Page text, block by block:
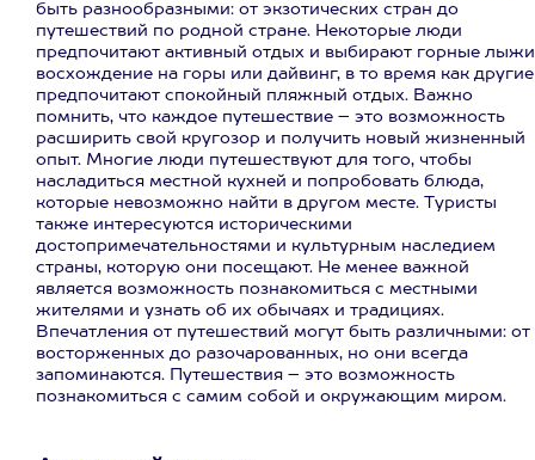
быть разнообразными: от экзотических стран до
путешествий по родной стране. Некоторые люди
предпочитают активный отдых и выбирают горные
восхождение на горы или дайвинг, в то время как другие
предпочитают спокойный пляжный отдых. Важно
помнить, что каждое путешествие – это возможность
расширить свой кругозор и получить новый жизненный
опыт. Многие люди путешествуют для того, чтобы
насладиться местной кухней и попробовать блюда,
которые невозможно найти в другом месте. Туристы
также интересуются историческими
достопримечательностями и культурным наследием
страны, которую они посещают. Не менее важной
является возможность познакомиться с местными
жителями и узнать об их обычаях и традициях.
Впечатления от путешествий могут быть различными: от
восторженных до разочарованных, но они всегда
запоминаются. Путешествия – это возможность
познакомиться с самим собой и окружающим миром.